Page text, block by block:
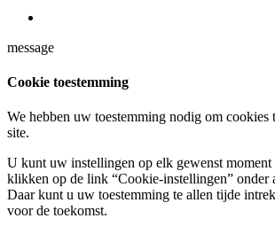
message
Cookie toestemming
We hebben uw toestemming nodig om cookies
site.
U kunt uw instellingen op elk gewenst
klikken op de link “Cookie-instellingen” onder
Daar kunt u uw toestemming te allen tijde
voor de toekomst.